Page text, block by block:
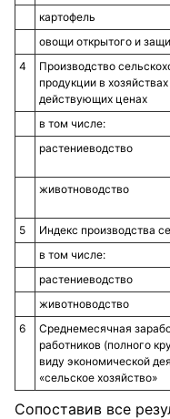
картофель
овощи открытого и
4
Производство
продукции в
действующих ценах
в том числе:
растениеводство
животноводство
5 Индекс производства
в том числе:
растениеводство
животноводство
6
Среднемесячная
работников (полного
виду экономической
«сельское хозяйство»
Сопоставив все